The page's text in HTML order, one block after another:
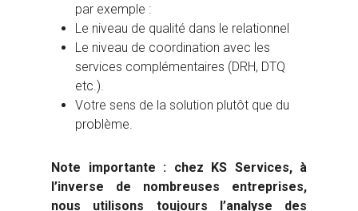
par exemple :
Le niveau de qualité dans le relationnel
Le niveau de coordination avec les
services complémentaires (DRH, DTQ
etc.).
Votre sens de la solution plutôt que du
problème.
Note importante : chez KS Services, à
l’inverse de nombreuses entreprises,
nous utilisons toujours l’analyse des